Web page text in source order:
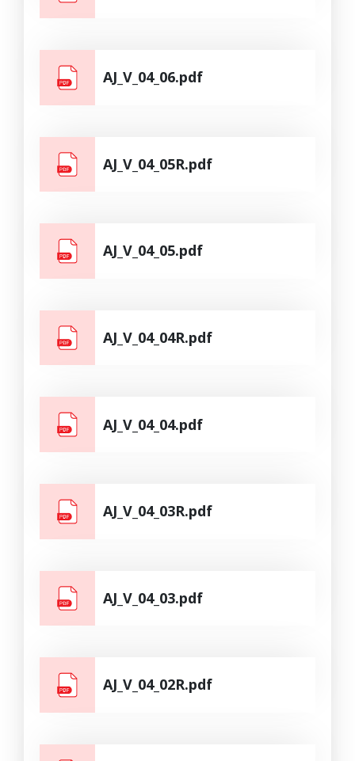
AJ_V_04_06.pdf
AJ_V_04_05R.pdf
AJ_V_04_05.pdf
AJ_V_04_04R.pdf
AJ_V_04_04.pdf
AJ_V_04_03R.pdf
AJ_V_04_03.pdf
AJ_V_04_02R.pdf